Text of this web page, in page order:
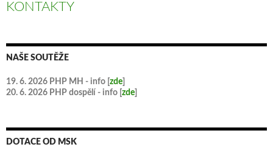
KONTAKTY
NAŠE SOUTĚŽE
19. 6. 2026 PHP MH - info [ zde
20. 6. 2026 PHP dospělí - info [ zde
DOTACE OD MSK